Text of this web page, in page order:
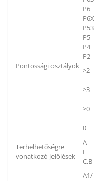
Pontossági osztályok
P6
P6X
P53
P5
P4
P2
>2
>3
>0
0
Terhelhetőségre
vonatkozó jelölések
A
E
C,B
A1/